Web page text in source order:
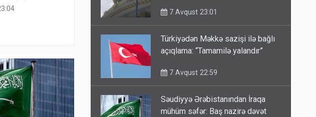
7 Avqust 23:01
Türkiyədən Məkkə sazişi ilə bağlı
açıqlama: “Tamamilə yalandır”
7 Avqust 22:59
Səudiyyə Ərəbistanından İraqa
mühüm səfər: Baş nazirə dəvət